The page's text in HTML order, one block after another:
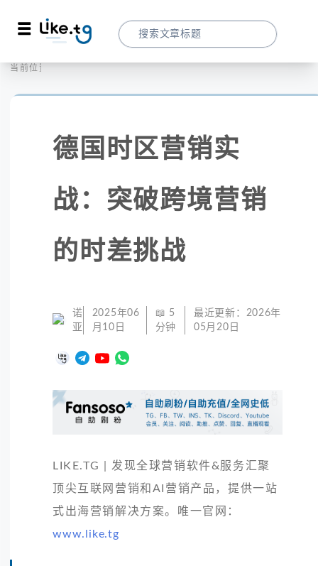
当前位置：
德国时区营销实
战：突破跨境营销
的时差挑战
诺
亚
2025年06
月10日
📖 5
分钟
最近更新： 2026年
05月20日
LIKE.TG | 发现全球营销软件&服务汇聚
顶尖互联网营销和AI营销产品，提供一站
式出海营销解决方案。唯一官网：
www.like.tg